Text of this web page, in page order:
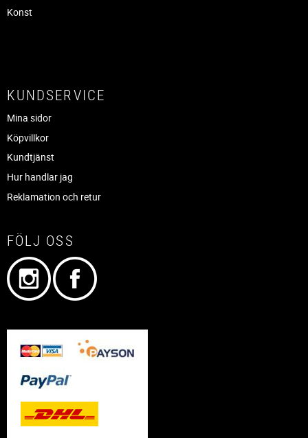
Konst
KUNDSERVICE
Mina sidor
Köpvillkor
Kundtjänst
Hur handlar jag
Reklamation och retur
FÖLJ OSS